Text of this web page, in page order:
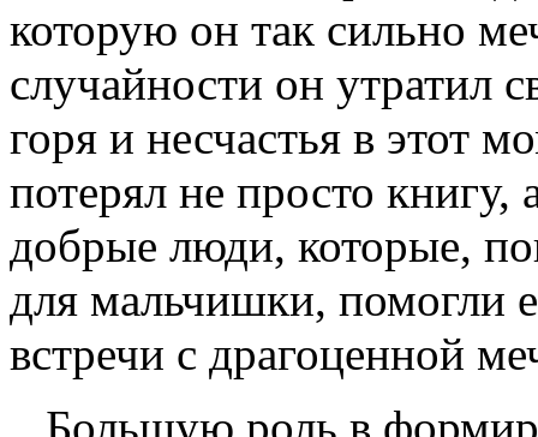
которую он так сильно
случайности он утратил
горя и несчастья в этот
потерял не просто
добрые люди, которые,
для мальчишки, помогли
встречи с драгоценной
Большую роль в